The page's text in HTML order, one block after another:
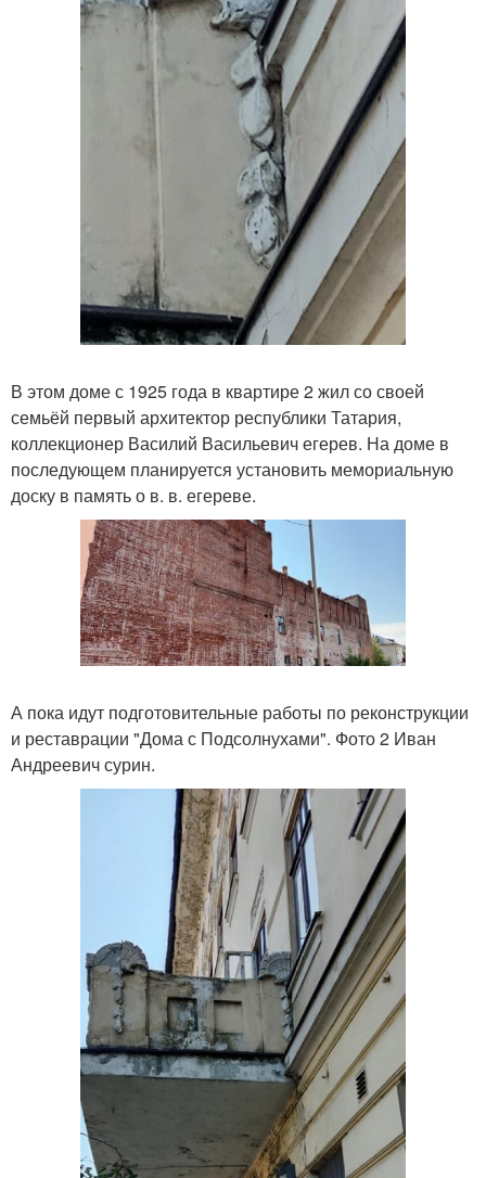
В этом доме с 1925 года в квартире 2 жил со своей
семьёй первый архитектор республики Татария,
коллекционер Василий Васильевич егерев. На доме в
последующем планируется установить мемориальную
доску в память о в. в. егереве.
А пока идут подготовительные работы по реконструкции
и реставрации "Дома с Подсолнухами". Фото 2 Иван
Андреевич сурин.